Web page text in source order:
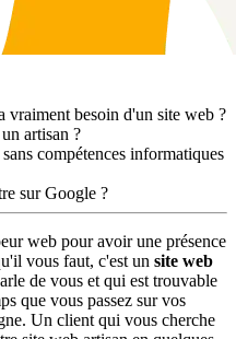
vraiment besoin d'un site web ?
artisan ?
compétences informatiques
sur Google ?
web pour avoir une présence
vous faut, c'est un site web
de vous et qui est trouvable
que vous passez sur vos
Un client qui vous cherche